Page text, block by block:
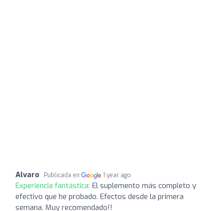
Alvaro Publicada en 1 year ago
Experiencia fantástica: El suplemento más completo y
efectivo que he probado. Efectos desde la primera
semana. Muy recomendado!!